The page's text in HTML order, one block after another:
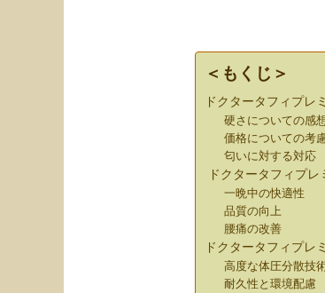
＜もくじ＞
ドクタータフィプレ
硬さについての感
価格についての考
匂いに対する対応
ドクタータフィプ
一晩中の快適性
品質の向上
腰痛の改善
ドクタータフィプレ
高度な体圧分散技
耐久性と環境配慮